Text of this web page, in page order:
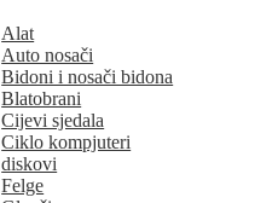
Alat
Auto nosači
Bidoni i nosači bidona
Blatobrani
Cijevi sjedala
Ciklo kompjuteri
diskovi
Felge